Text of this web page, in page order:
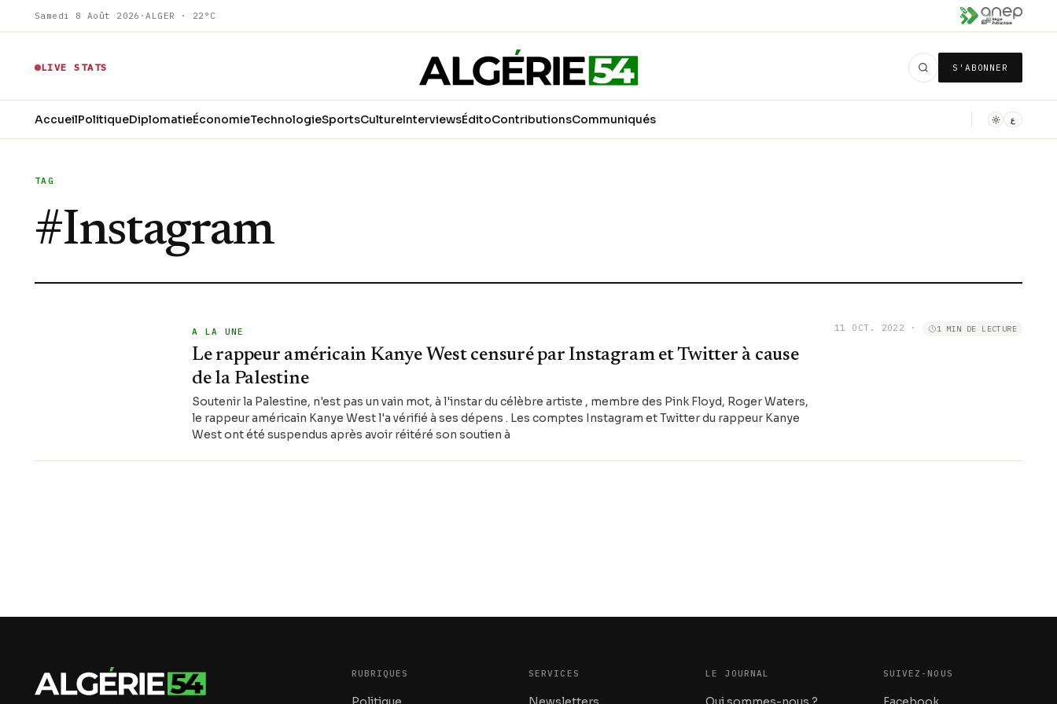
Samedi 8 Août 2026 ·ALGER · 22°C
LIVE STATS S'ABONNER
AccueilPolitiqueDiplomatieÉconomieTechnologieSportsCultureInterviewsÉditoContributionsCommuniqués ع
TAG
#Instagram
A LA UNE
Le rappeur américain Kanye West censuré par Instagram et Twitter à cause
de la Palestine
Soutenir la Palestine, n'est pas un vain mot, à l'instar du célèbre artiste , membre des Pink Floyd, Roger Waters,
le rappeur américain Kanye West l'a vérifié à ses dépens . Les comptes Instagram et Twitter du rappeur Kanye
West ont été suspendus après avoir réitéré son soutien à
11 OCT. 2022 · 1 MIN DE LECTURE
RUBRIQUES SERVICES LE JOURNAL SUIVEZ-NOUS